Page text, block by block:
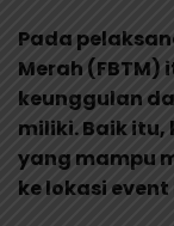
Pada
Merah
keunggulan
miliki. Baik
yang mampu
ke lokasi event